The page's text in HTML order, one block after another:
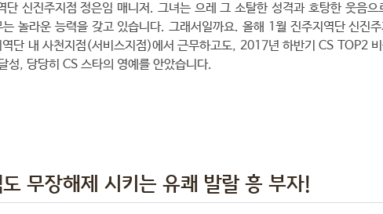
단 신진주지점 정은임 매니저. 그녀는 으레 그 소탈한 성격과 호탕한 웃음으
놀라운 능력을 갖고 있습니다. 그래서일까요. 올해 1월 진주지역단 신진
단 내 사천지점(서비스지점)에서 근무하고도, 2017년 하반기 CS TOP2
성, 당당히 CS 스타의 영예를 안았습니다.
무장해제 시키는 유쾌 발랄 흥 부자!